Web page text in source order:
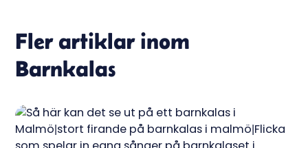
Fler artiklar inom
Barnkalas